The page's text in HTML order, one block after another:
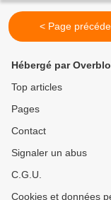
< Page
Hébergé par
Top articles
Pages
Contact
Signaler un abus
C.G.U.
Cookies et données